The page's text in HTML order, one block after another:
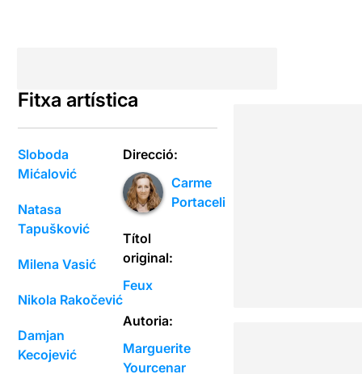
Fitxa artística
Sloboda
Mićalović
Natasa
Tapušković
Milena Vasić
Nikola Rakočević
Damjan
Kecojević
Direcció:
Carme
Portaceli
Títol
original:
Feux
Autoria:
Marguerite
Yourcenar